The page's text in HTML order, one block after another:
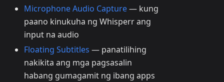
Microphone Audio Capture— kung
paano kinukuha ng Whisperr ang
input na audio
Floating Subtitles — panatilihing
nakikita ang mga pagsasalin
habang gumagamit ng ibang apps